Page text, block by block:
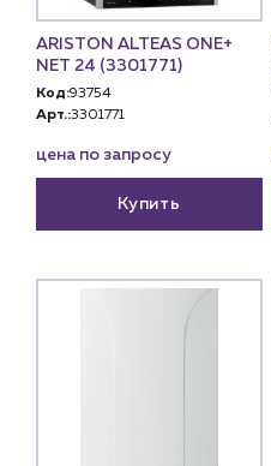
ARISTON ALTEAS ONE+
NET 24 (3301771)
Код:93754
Арт.:3301771
цена по запросу
Купить